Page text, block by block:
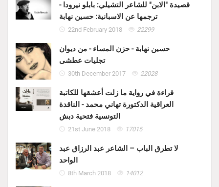
قصيدة "الابن" للشاعر التشيلي: بابلو نيرودا -
ترجمها عن الاسبانية: حسين نهابة
22nd February 2018 22299
حسين نهابة - حزن المساء - من ديوان
تجليات عطشى
30th December 2017 22028
قراءة في رواية ما زلت أعشقها للكاتبة
العراقية الدكتورة تهاني محمد - الناقدة
التونسية فتحية دبش
21st June 2018 17015
لا تطرق الباب – الشاعر عبد الرزاق عبد
الواحد
8th March 2018 14012